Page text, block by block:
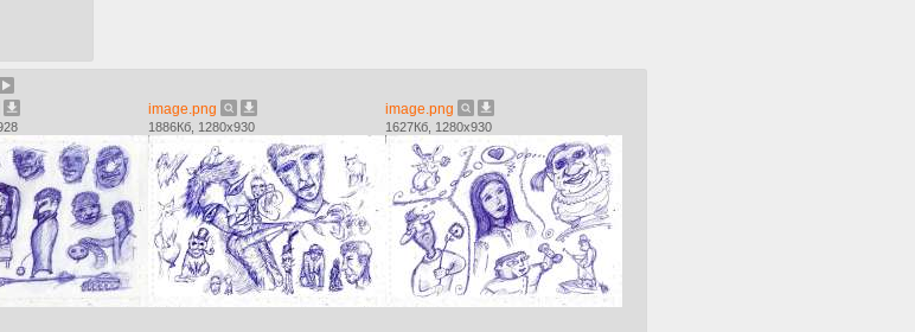
image.png
1886Кб, 1280x930
image.png
1627Кб, 1280x930